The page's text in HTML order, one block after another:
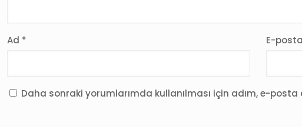
Ad * E-posta
Daha sonraki yorumlarımda kullanılması için adım, e-